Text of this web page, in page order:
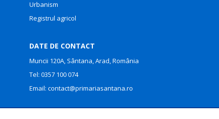
Urbanism
Registrul agricol
DATE DE CONTACT
Muncii 120A, Sântana, Arad, România
Tel: 0357 100 074
Email: contact@primariasantana.ro